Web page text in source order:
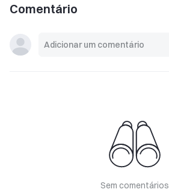
Comentário
Sem comentários